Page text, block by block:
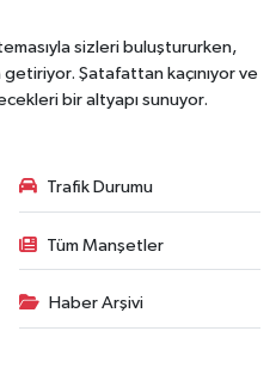
sizleri buluştururken,
Şatafattan kaçınıyor ve
bir altyapı sunuyor.
Trafik Durumu
Tüm Manşetler
Haber Arşivi